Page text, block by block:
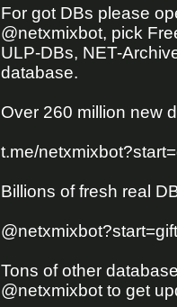
For got DBs please
@netxmixbot, pick
ULP-DBs, NET-
database.
Over 260 million new
t.me/
Billions of fresh real
Tons of other
@netxmixbot to get